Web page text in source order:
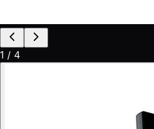
1 / 4